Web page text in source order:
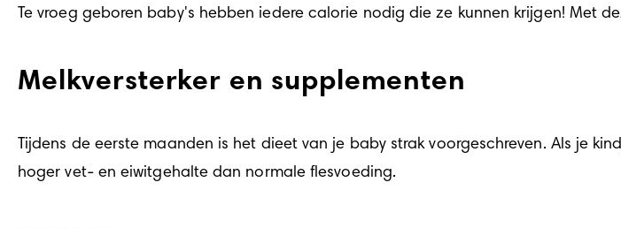
Te vroeg geboren baby's hebben iedere calorie nodig die ze kunnen krijgen! Met
Melkversterker en supplementen
Tijdens de eerste maanden is het dieet van je baby strak voorgeschreven. Als je
hoger vet- en eiwitgehalte dan normale flesvoeding.